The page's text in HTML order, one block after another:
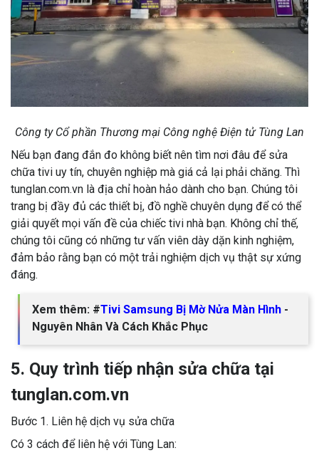
Công ty Cổ phần Thương mại Công nghệ Điện tử Tùng Lan
Nếu bạn đang đắn đo không biết nên tìm nơi đâu để sửa
chữa tivi uy tín, chuyên nghiệp mà giá cả lại phải chăng. Thì
tunglan.com.vn là địa chỉ hoàn hảo dành cho bạn. Chúng tôi
trang bị đầy đủ các thiết bị, đồ nghề chuyên dụng để có thể
giải quyết mọi vấn đề của chiếc tivi nhà bạn. Không chỉ thế,
chúng tôi cũng có những tư vấn viên dày dặn kinh nghiệm,
đảm bảo rằng bạn có một trải nghiệm dịch vụ thật sự xứng
đáng.
Xem thêm: #Tivi Samsung Bị Mờ Nửa Màn Hình -
Nguyên Nhân Và Cách Khắc Phục
5. Quy trình tiếp nhận sửa chữa tại
tunglan.com.vn
Bước 1. Liên hệ dịch vụ sửa chữa
Có 3 cách để liên hệ với Tùng Lan: